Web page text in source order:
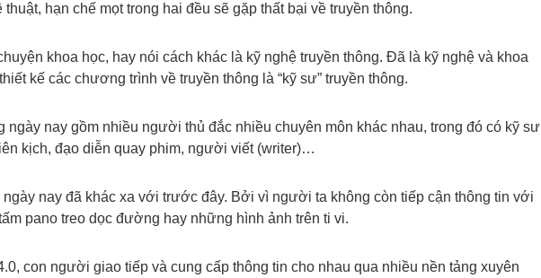
hạn chế mọt trong hai đều sẽ gặp thất bại về truyền thông.
khoa học, hay nói cách khác là kỹ nghệ truyền thông. Đã là kỹ nghệ và khoa
kế các chương trình về truyền thông là “kỹ sư” truyền thông.
ngày nay gồm nhiều người thủ đắc nhiều chuyên môn khác nhau, trong đó có kỹ sư
kịch, đạo diễn quay phim, người viết (writer)…
ngày nay đã khác xa với trước đây. Bởi vì người ta không còn tiếp cận thông tin với
pano treo dọc đường hay những hình ảnh trên ti vi.
con người giao tiếp và cung cấp thông tin cho nhau qua nhiều nền tảng xuyên